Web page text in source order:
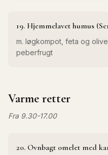
19. Hjemmelavet humus
m. løgkompot, feta og
peberfrugt
Varme retter
Fra 9.30-17.00
20. Ovnbagt omelet med